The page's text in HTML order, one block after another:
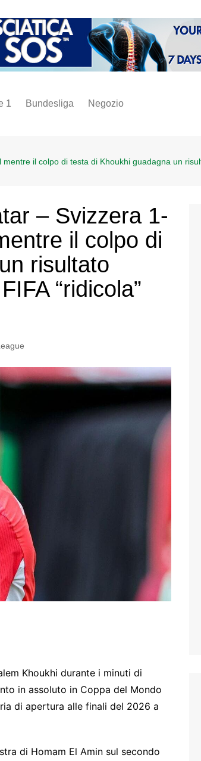
1 Bundesliga Negozio
milan
fantacalcio
il colpo di testa di Khoukhi guadagna un
– Svizzera 1-
il colpo di
risultato
“ridicola”
Khoukhi durante i minuti di
in assoluto in Coppa del Mondo
di apertura alle finali del 2026 a
di Homam El Amin sul secondo